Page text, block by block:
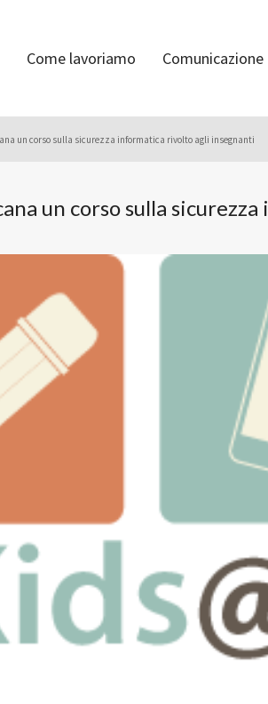
Come lavoriamo Comunicazione
un corso sulla sicurezza informatica rivolto agli insegnanti
un corso sulla